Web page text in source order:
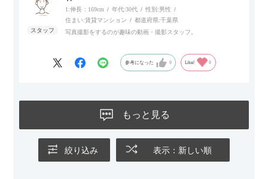
1:伸長：169cm 年代:30代 性別:男性
住まい:賃貸マンション 都道府県:千葉県
写真撮影をするのが趣味の動画・撮影スタッフ。
参考になった 0 Like! 0
もっと見る
絞り込み 表示：新しい順